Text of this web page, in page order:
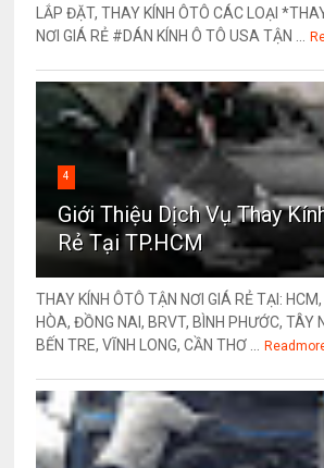
LẮP ĐẶT, THAY KÍNH ÔTÔ CÁC LOẠI
NƠI GIÁ RẺ #DÁN KÍNH Ô TÔ USA TẬN ...
4
Giới Thiệu Dịch Vụ Thay
Rẻ Tại TP.HCM
THAY KÍNH ÔTÔ TẬN NƠI GIÁ RẺ TẠI: HCM,
HÒA, ĐỒNG NAI, BRVT, BÌNH PHƯỚC, TÂY
BẾN TRE, VĨNH LONG, CẦN THƠ ...